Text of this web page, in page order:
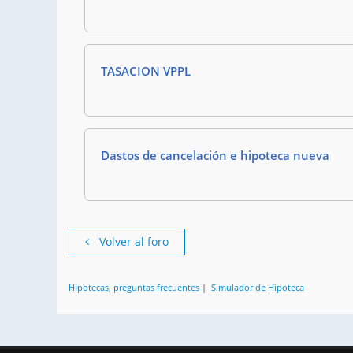
TASACION VPPL
Dastos de cancelación e hipoteca nueva
Volver al foro
Hipotecas, preguntas frecuentes | Simulador de Hipoteca